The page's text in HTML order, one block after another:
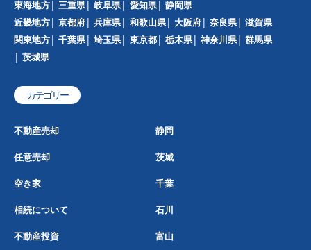
東海地方
三重県 岐阜県 愛知県
静岡県
近畿地方
京都府 兵庫県 和歌山県 大阪府 奈良県
滋賀県
関東地方
千葉県 埼玉県 東京都 栃木県 神奈川県
群馬県
茨城県
カテゴリー
不動産売却 静岡
任意売却 茨城
空き家 千葉
相続について 石川
不動産投資 富山